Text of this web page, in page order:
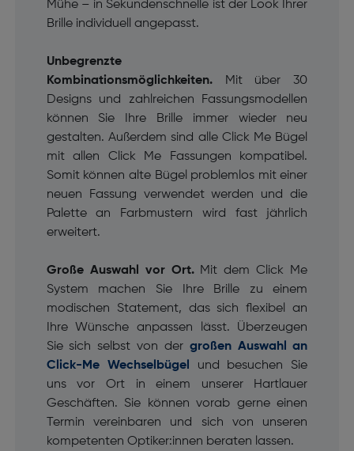
Mühe – in Sekundenschnelle ist der Look Ihrer
Brille individuell angepasst.
Unbegrenzte
Kombinationsmöglichkeiten.
Mit über 30
Designs und zahlreichen Fassungsmodellen
können Sie Ihre Brille immer wieder neu
gestalten. Außerdem sind alle Click Me Bügel
mit allen Click Me Fassungen kompatibel.
Somit können alte Bügel problemlos mit einer
neuen Fassung verwendet werden und die
Palette an Farbmustern wird fast jährlich
erweitert.
Große Auswahl vor Ort. Mit dem Click Me
System machen Sie Ihre Brille zu einem
modischen Statement, das sich flexibel an
Ihre Wünsche anpassen lässt. Überzeugen
Sie sich selbst von der großen Auswahl an
Click-Me Wechselbügel
und besuchen Sie
uns vor Ort in einem unserer Hartlauer
Geschäften. Sie können vorab gerne einen
Termin vereinbaren und sich von unseren
kompetenten Optiker:innen beraten lassen.